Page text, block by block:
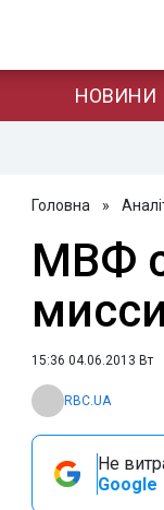
НОВИНИ
Головна »
МВФ
15:36 04.06.2013 Вт
RBC.UA
Не
Google